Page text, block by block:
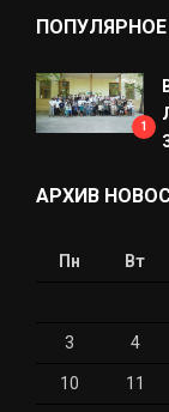
ПОПУЛЯРНОЕ
1
АРХИВ
Пн Вт
3 4
10 11